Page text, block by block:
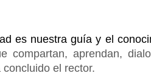
es nuestra guía y el
compartan, aprendan,
el rector.